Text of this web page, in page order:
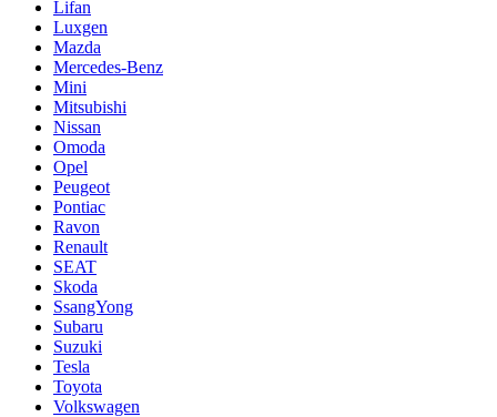
Lifan
Luxgen
Mazda
Mercedes-Benz
Mini
Mitsubishi
Nissan
Omoda
Opel
Peugeot
Pontiac
Ravon
Renault
SEAT
Skoda
SsangYong
Subaru
Suzuki
Tesla
Toyota
Volkswagen